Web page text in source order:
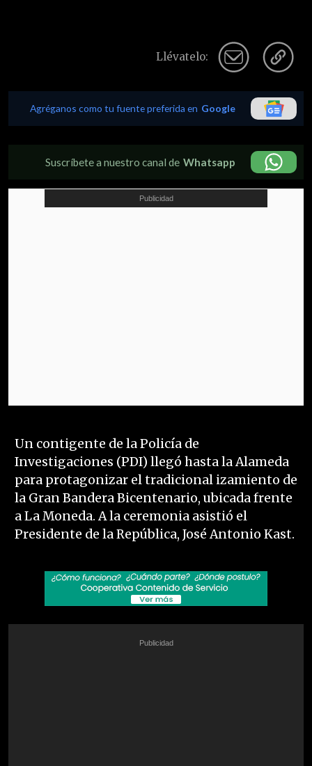
Llévatelo:
Agréganos como tu fuente preferida en Google
Suscríbete a nuestro canal de Whatsapp
Un contigente de la Policía de
Investigaciones (PDI) llegó hasta la Alameda
para protagonizar el tradicional izamiento de
la Gran Bandera Bicentenario, ubicada frente
a La Moneda. A la ceremonia asistió el
Presidente de la República, José Antonio Kast.